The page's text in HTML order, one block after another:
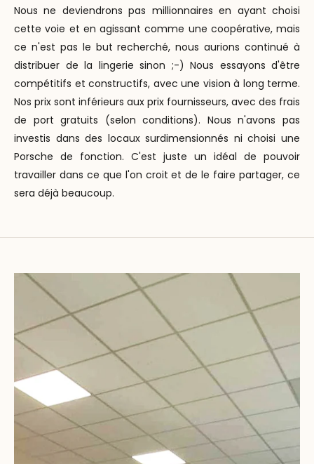
Nous ne deviendrons pas millionnaires en ayant choisi
cette voie et en agissant comme une coopérative, mais
ce n'est pas le but recherché, nous aurions continué à
distribuer de la lingerie sinon ;-) Nous essayons d'être
compétitifs et constructifs, avec une vision à long terme.
Nos prix sont inférieurs aux prix fournisseurs, avec des frais
de port gratuits (selon conditions). Nous n'avons pas
investis dans des locaux surdimensionnés ni choisi une
Porsche de fonction. C'est juste un idéal de pouvoir
travailler dans ce que l'on croit et de le faire partager, ce
sera déjà beaucoup.